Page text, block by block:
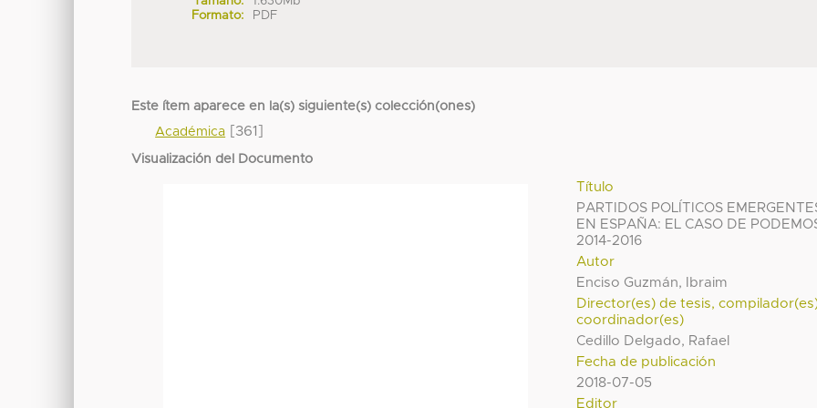
Formato:
PDF
Este ítem aparece en la(s) siguiente(s) colección(ones)
Académica [361]
Visualización del Documento
Título
PARTIDOS POLÍTICOS
EN ESPAÑA: EL CASO DE
2014-2016
Autor
Enciso Guzmán, Ibraim
Director(es) de tesis,
coordinador(es)
Cedillo Delgado, Rafael
Fecha de publicación
2018-07-05
Editor